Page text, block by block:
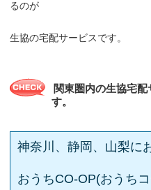
るのが
生協の宅配サービスです。
関東圏内の生協宅
す。
神奈川、静岡、山梨に
おうちCO-OP(おうち